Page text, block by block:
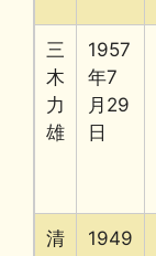
三
木
力
雄
1957
年7
月29
日
清
1949